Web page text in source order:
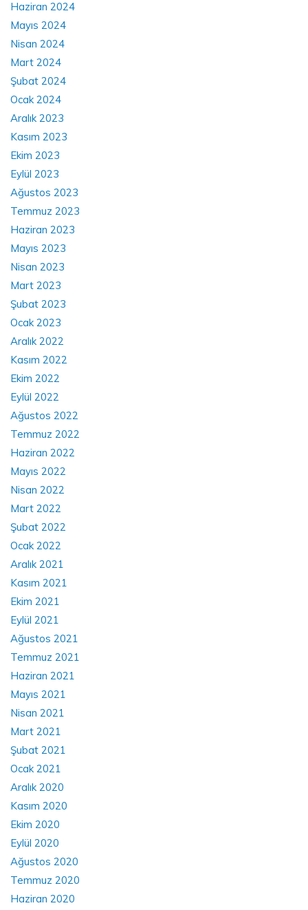
Haziran 2024
Mayıs 2024
Nisan 2024
Mart 2024
Şubat 2024
Ocak 2024
Aralık 2023
Kasım 2023
Ekim 2023
Eylül 2023
Ağustos 2023
Temmuz 2023
Haziran 2023
Mayıs 2023
Nisan 2023
Mart 2023
Şubat 2023
Ocak 2023
Aralık 2022
Kasım 2022
Ekim 2022
Eylül 2022
Ağustos 2022
Temmuz 2022
Haziran 2022
Mayıs 2022
Nisan 2022
Mart 2022
Şubat 2022
Ocak 2022
Aralık 2021
Kasım 2021
Ekim 2021
Eylül 2021
Ağustos 2021
Temmuz 2021
Haziran 2021
Mayıs 2021
Nisan 2021
Mart 2021
Şubat 2021
Ocak 2021
Aralık 2020
Kasım 2020
Ekim 2020
Eylül 2020
Ağustos 2020
Temmuz 2020
Haziran 2020